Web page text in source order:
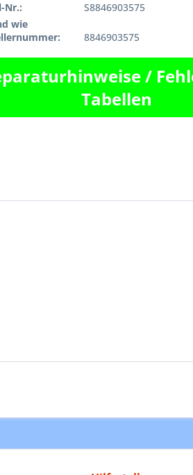
Nr.:
S8846903575
wie
8846903575
/
Tabellen